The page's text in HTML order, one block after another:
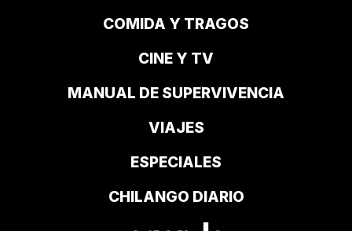
COMIDA Y TRAGOS
CINE Y TV
MANUAL DE SUPERVIVENCIA
VIAJES
ESPECIALES
CHILANGO DIARIO